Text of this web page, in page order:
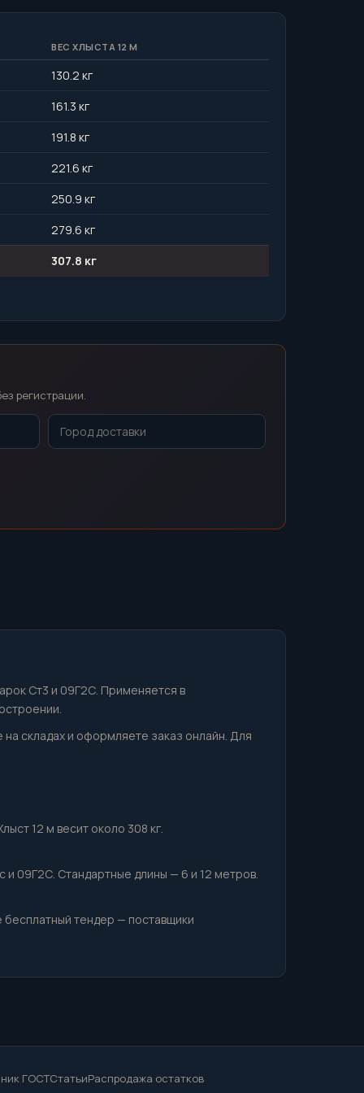
ВЕС ХЛЫСТА 12 М
130.2 кг
161.3 кг
191.8 кг
221.6 кг
250.9 кг
279.6 кг
307.8 кг
регистрации.
Ст3 и 09Г2С. Применяется в
на складах и оформляете заказ онлайн. Для
12 м весит около 308 кг.
09Г2С. Стандартные длины — 6 и 12 метров.
тендер — поставщики
ГОСТСтатьиРаспродажа остатков